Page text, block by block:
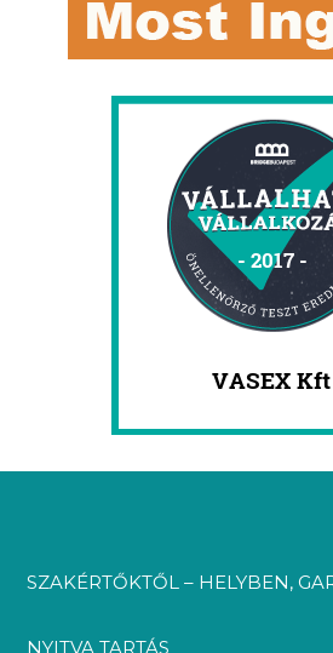
SZAKÉRTŐKTŐL – HELYBEN,
NYITVA TARTÁS